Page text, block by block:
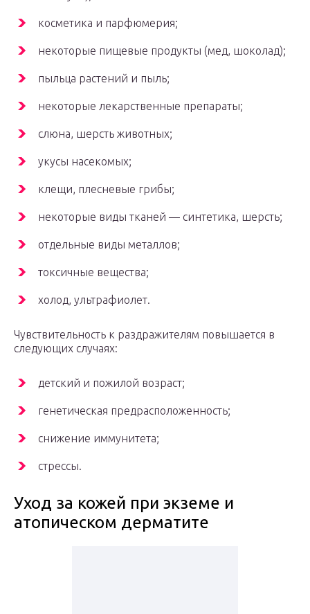
косметика и парфюмерия;
некоторые пищевые продукты (мед, шоколад);
пыльца растений и пыль;
некоторые лекарственные препараты;
слюна, шерсть животных;
укусы насекомых;
клещи, плесневые грибы;
некоторые виды тканей — синтетика, шерсть;
отдельные виды металлов;
токсичные вещества;
холод, ультрафиолет.
Чувствительность к раздражителям повышается в
следующих случаях:
детский и пожилой возраст;
генетическая предрасположенность;
снижение иммунитета;
стрессы.
Уход за кожей при экземе и
атопическом дерматите